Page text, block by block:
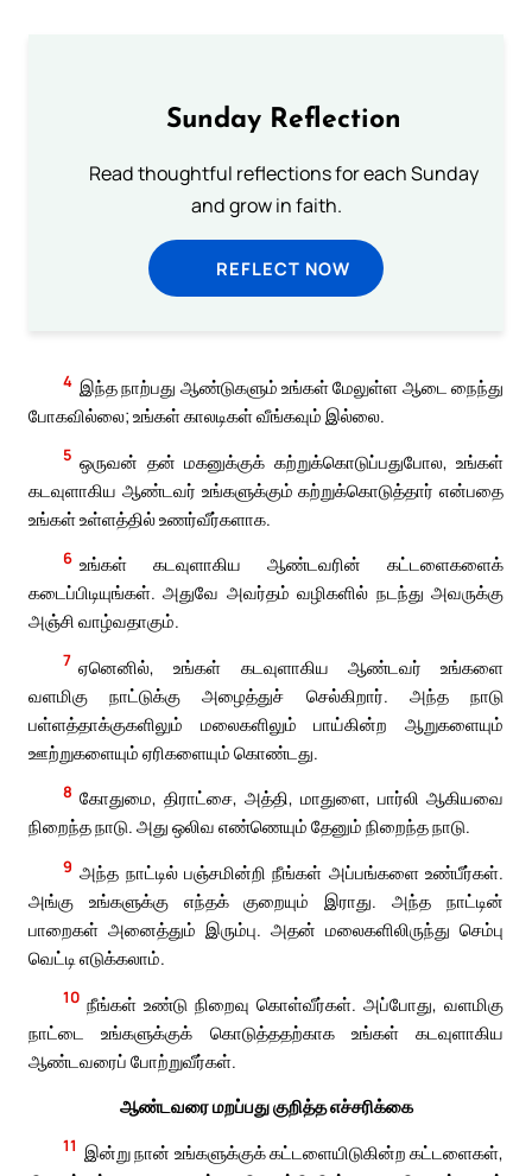
Sunday Reflection
Read thoughtful reflections for each Sunday
and grow in faith.
REFLECT NOW
4 இந்த நாற்பது ஆண்டுகளும் உங்கள் மேலுள்ள ஆடை நைந்து
போகவில்லை; உங்கள் காலடிகள் வீங்கவும் இல்லை.
5 ஒருவன் தன் மகனுக்குக் கற்றுக்கொடுப்பதுபோல, உங்கள்
கடவுளாகிய ஆண்டவர் உங்களுக்கும் கற்றுக்கொடுத்தார் என்பதை
உங்கள் உள்ளத்தில் உணர்வீர்களாக.
6 உங்கள் கடவுளாகிய ஆண்டவரின் கட்டளைகளைக்
கடைப்பிடியுங்கள். அதுவே அவர்தம் வழிகளில் நடந்து அவருக்கு
அஞ்சி வாழ்வதாகும்.
7 ஏனெனில், உங்கள் கடவுளாகிய ஆண்டவர் உங்களை
வளமிகு நாட்டுக்கு அழைத்துச் செல்கிறார். அந்த நாடு
பள்ளத்தாக்குகளிலும் மலைகளிலும் பாய்கின்ற ஆறுகளையும்
ஊற்றுகளையும் ஏரிகளையும் கொண்டது.
8 கோதுமை, திராட்சை, அத்தி, மாதுளை, பார்லி ஆகியவை
நிறைந்த நாடு. அது ஒலிவ எண்ணெயும் தேனும் நிறைந்த நாடு.
9 அந்த நாட்டில் பஞ்சமின்றி நீங்கள் அப்பங்களை உண்பீர்கள்.
அங்கு உங்களுக்கு எந்தக் குறையும் இராது. அந்த நாட்டின்
பாறைகள் அனைத்தும் இரும்பு. அதன் மலைகளிலிருந்து செம்பு
வெட்டி எடுக்கலாம்.
10 நீங்கள் உண்டு நிறைவு கொள்வீர்கள். அப்போது, வளமிகு
நாட்டை உங்களுக்குக் கொடுத்ததற்காக உங்கள் கடவுளாகிய
ஆண்டவரைப் போற்றுவீர்கள்.
ஆண்டவரை மறப்பது குறித்த எச்சரிக்கை
11 இன்று நான் உங்களுக்குக் கட்டளையிடுகின்ற கட்டளைகள்,